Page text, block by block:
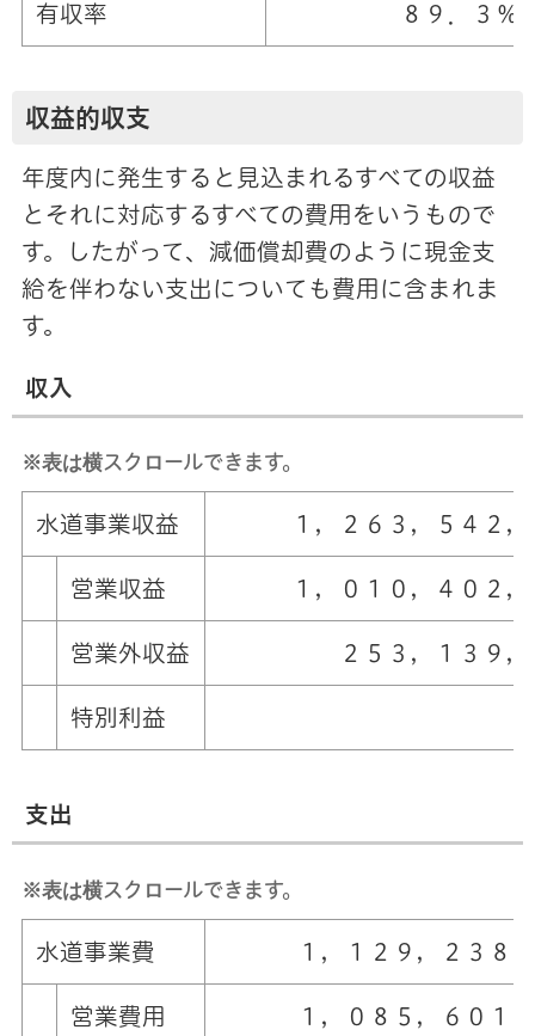
有収率 ８９．３％
収益的収支
年度内に発生すると見込まれるすべての収益
とそれに対応するすべての費用をいうもので
す。したがって、減価償却費のように現金支
給を伴わない支出についても費用に含まれま
す。
収入
※表は横スクロールできます。
水道事業収益 １，２６３，５４２，
営業収益 １，０１０，４０２
営業外収益 ２５３，１３９，
特別利益
支出
※表は横スクロールできます。
水道事業費 １，１２９，２３８，
営業費用 １，０８５，６０１